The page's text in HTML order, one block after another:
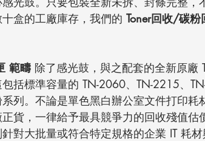
盒的工廠庫存，我們的 Toner回收/碳粉
範疇 除了感光鼓，與之配套的全新原廠
括標準容量的 TN-2060、TN-2215、
列。不論是單色黑白辦公室文件打印耗
貨，一律給予最具競爭力的回收殘值估
對大批量或符合特定規格的企業 IT 耗